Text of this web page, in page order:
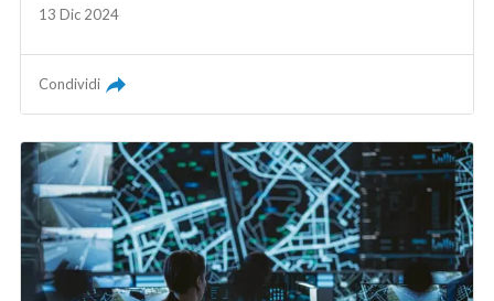
13 Dic 2024
Condividi